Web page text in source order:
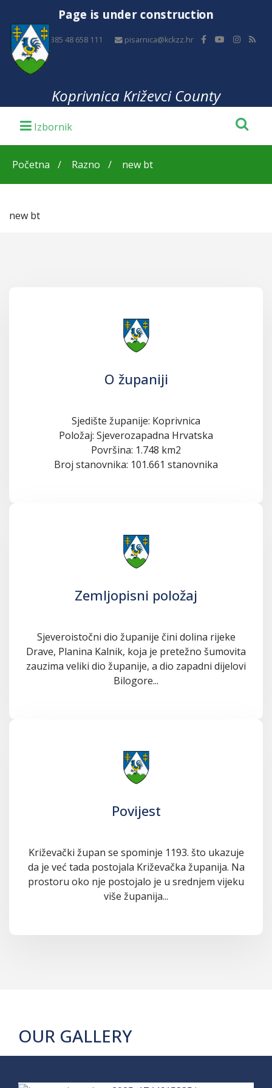
Page is under construction
+385 48 658 111 pisarnica@kckzz.hr
Koprivnica Križevci County
Početna Razno new bt
new bt
O županiji
Sjedište županije: Koprivnica
Položaj: Sjeverozapadna Hrvatska
Površina: 1.748 km2
Broj stanovnika: 101.661 stanovnika
Zemljopisni položaj
Sjeveroistočni dio županije čini dolina rijeke
Drave, Planina Kalnik, koja je pretežno šumovita
zauzima veliki dio županije, a dio zapadni dijelovi
Bilogore...
Povijest
Križevački župan se spominje 1193. što ukazuje
da je već tada postojala Križevačka županija. Na
prostoru oko nje postojalo je u srednjem vijeku
više županija...
OUR GALLERY